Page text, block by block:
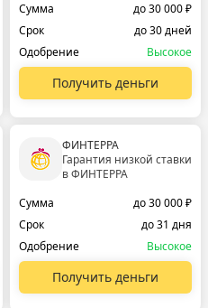
Сумма
до 30 000 ₽
Срок
до 30 дней
Одобрение
Высокое
Получить деньги
ФИНТЕРРА
Гарантия низкой ставки
в ФИНТЕРРА
Сумма
до 30 000 ₽
Срок
до 31 дня
Одобрение
Высокое
Получить деньги